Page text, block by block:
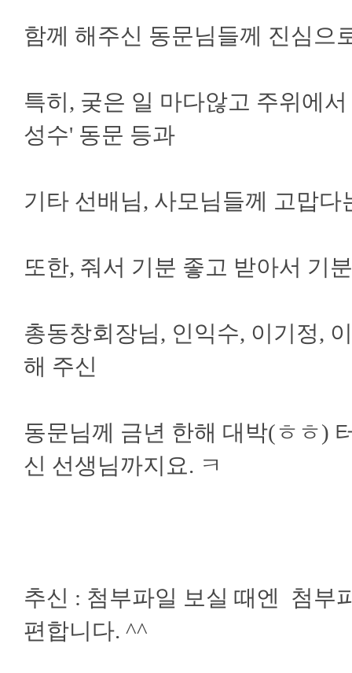
함께 해주신 동문님들께 진심으
특히, 궂은 일 마다않고 주위에
성수' 동문 등과
기타 선배님, 사모님들께 고맙
또한, 줘서 기분 좋고 받아서 기
총동창회장님, 인익수, 이기정,
해 주신
동문님께 금년 한해 대박(ㅎㅎ)
신 선생님까지요. ㅋ
추신 : 첨부파일 보실 때엔 첨부
편합니다. ^^